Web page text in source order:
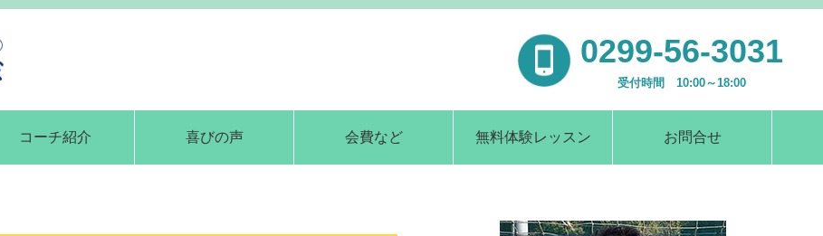
0299-56-3031
受付時間 10:00～18:00
コーチ紹介 喜びの声 会費など 無料体験レッスン お問合せ